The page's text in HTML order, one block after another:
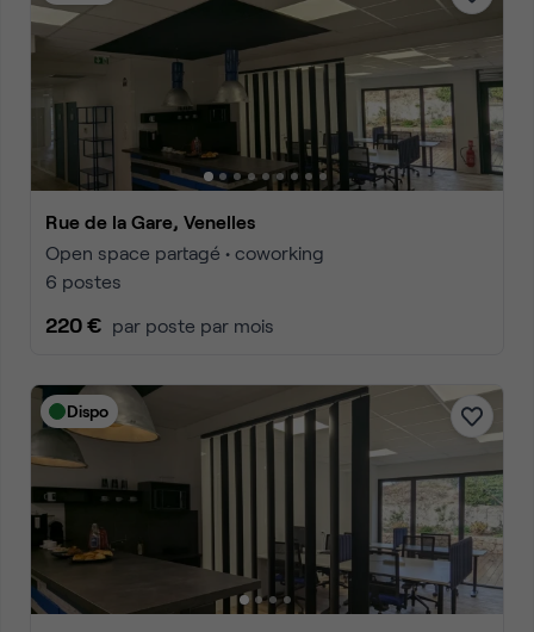
Rue de la Gare, Venelles
Open space partagé • coworking
6 postes
220 € par poste par mois
Dispo